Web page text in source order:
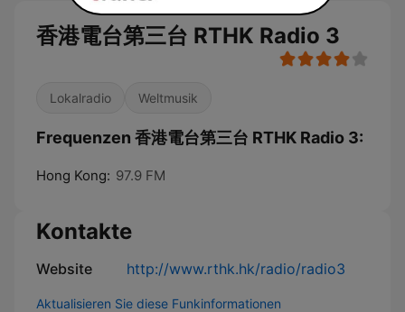
香港電台第三台 RTHK Radio 3
Lokalradio Weltmusik
Frequenzen 香港電台第三台 RTHK Radio 3:
Hong Kong: 97.9 FM
Kontakte
Website http://www.rthk.hk/radio/radio3
Aktualisieren Sie diese Funkinformationen